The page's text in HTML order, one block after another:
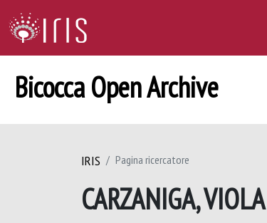
Bicocca Open Archive
IRIS Pagina ricercatore
CARZANIGA, VIOLA